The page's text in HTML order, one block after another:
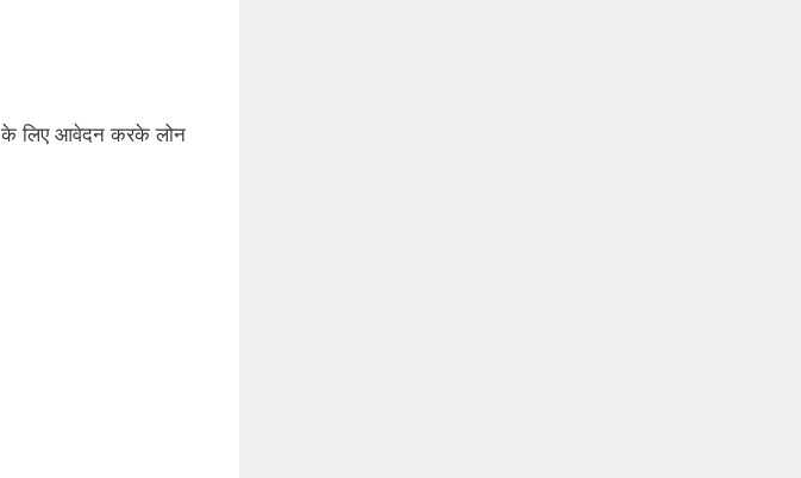
के लिए आवेदन करके लोन